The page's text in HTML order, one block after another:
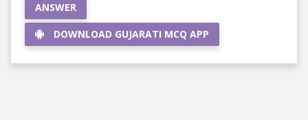
ANSWER
DOWNLOAD GUJARATI MCQ APP